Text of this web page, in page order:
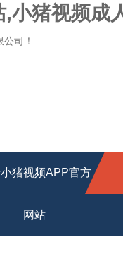
小猪视频成
！
猪视频APP官方
网站